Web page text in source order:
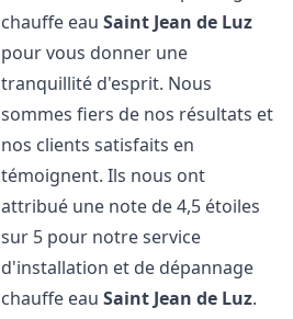
chauffe eauSaint Jean de Luz
pour vous donner une
tranquillité d'esprit. Nous
sommes fiers de nos résultats et
nos clients satisfaits en
témoignent. Ils nous ont
attribué une note de 4,5 étoiles
sur 5 pour notre service
d'installation et de dépannage
chauffe eauSaint Jean de Luz.